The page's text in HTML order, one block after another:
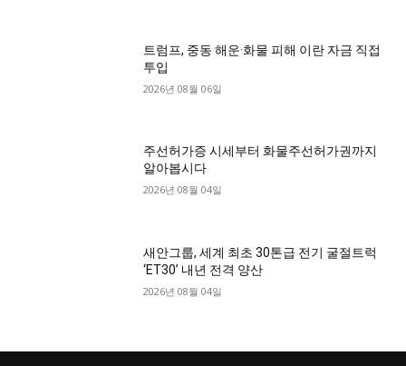
트럼프, 중동 해운·화물 피해 이란 자금 직접
투입
2026년 08월 06일
주선허가증 시세부터 화물주선허가권까지
알아봅시다
2026년 08월 04일
새안그룹, 세계 최초 30톤급 전기 굴절트럭
‘ET30’ 내년 전격 양산
2026년 08월 04일